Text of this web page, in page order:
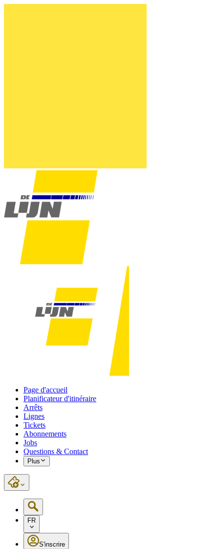
Page d'accueil
Planificateur d'itinéraire
Arrêts
Lignes
Tickets
Abonnements
Jobs
Questions & Contact
Plus
FR
S'inscrire